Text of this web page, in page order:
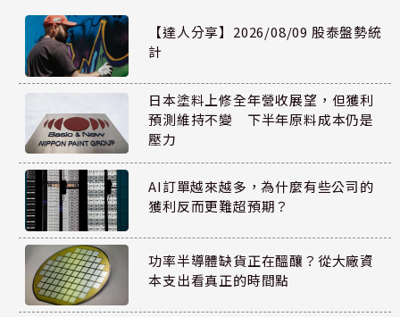
【達人分享】2026/08/09 股泰盤勢統
計
日本塗料上修全年營收展望，但獲利
預測維持不變 下半年原料成本仍是
壓力
AI訂單越來越多，為什麼有些公司的
獲利反而更難超預期？
功率半導體缺貨正在醞釀？從大廠資
本支出看真正的時間點